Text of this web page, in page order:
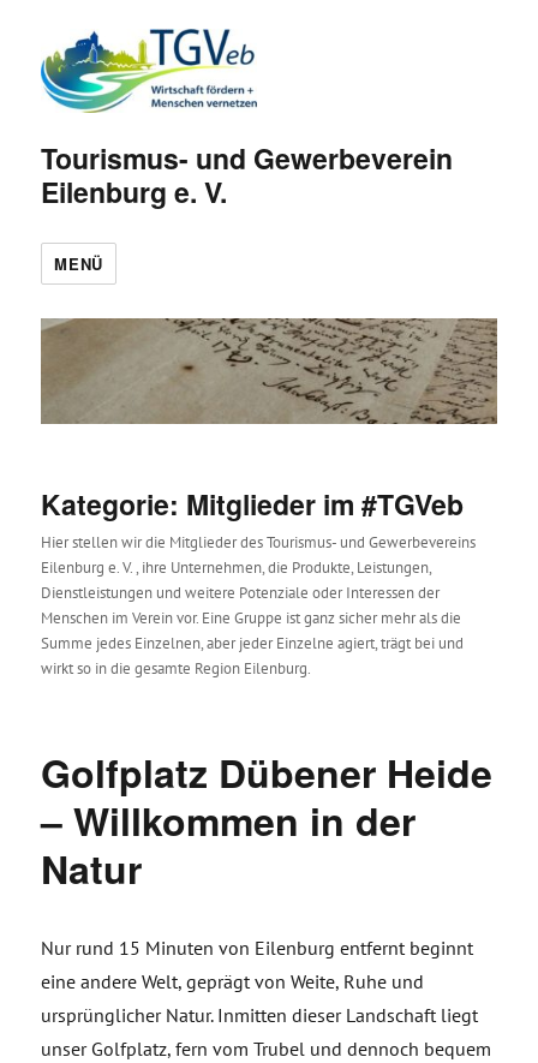
Tourismus- und Gewerbeverein
Eilenburg e. V.
MENÜ
Kategorie: Mitglieder im #TGVeb
Hier stellen wir die Mitglieder des Tourismus- und Gewerbevereins
Eilenburg e. V. , ihre Unternehmen, die Produkte, Leistungen,
Dienstleistungen und weitere Potenziale oder Interessen der
Menschen im Verein vor. Eine Gruppe ist ganz sicher mehr als die
Summe jedes Einzelnen, aber jeder Einzelne agiert, trägt bei und
wirkt so in die gesamte Region Eilenburg.
Golfplatz Dübener Heide
– Willkommen in der
Natur
Nur rund 15 Minuten von Eilenburg entfernt beginnt
eine andere Welt, geprägt von Weite, Ruhe und
ursprünglicher Natur. Inmitten dieser Landschaft liegt
unser Golfplatz, fern vom Trubel und dennoch bequem